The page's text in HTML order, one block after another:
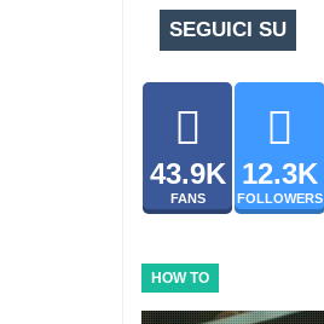
SEGUICI SU
43.9K
FANS
12.3K
FOLLOWERS
HOW TO